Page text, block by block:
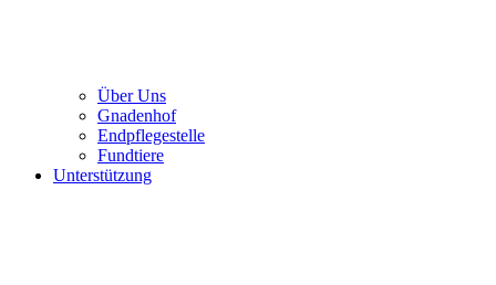
Über Uns
Gnadenhof
Endpflegestelle
Fundtiere
Unterstützung